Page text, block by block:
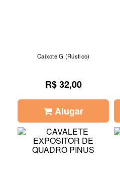
Caixote G (Rústico)
R$ 32,00
Alugar